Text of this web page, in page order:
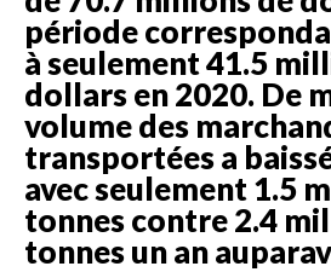
période
à seulement 41.5
dollars en 2020. De
volume des
transportées a
avec seulement 1.5
tonnes contre 2.4
tonnes un an